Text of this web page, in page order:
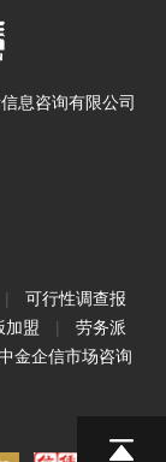
息咨询有限公司
|
可行性调查报
加盟 |
劳务派
金企信市场咨询